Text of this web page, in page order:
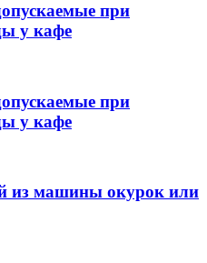
при
у кафе
при
у кафе
из машины окурок или